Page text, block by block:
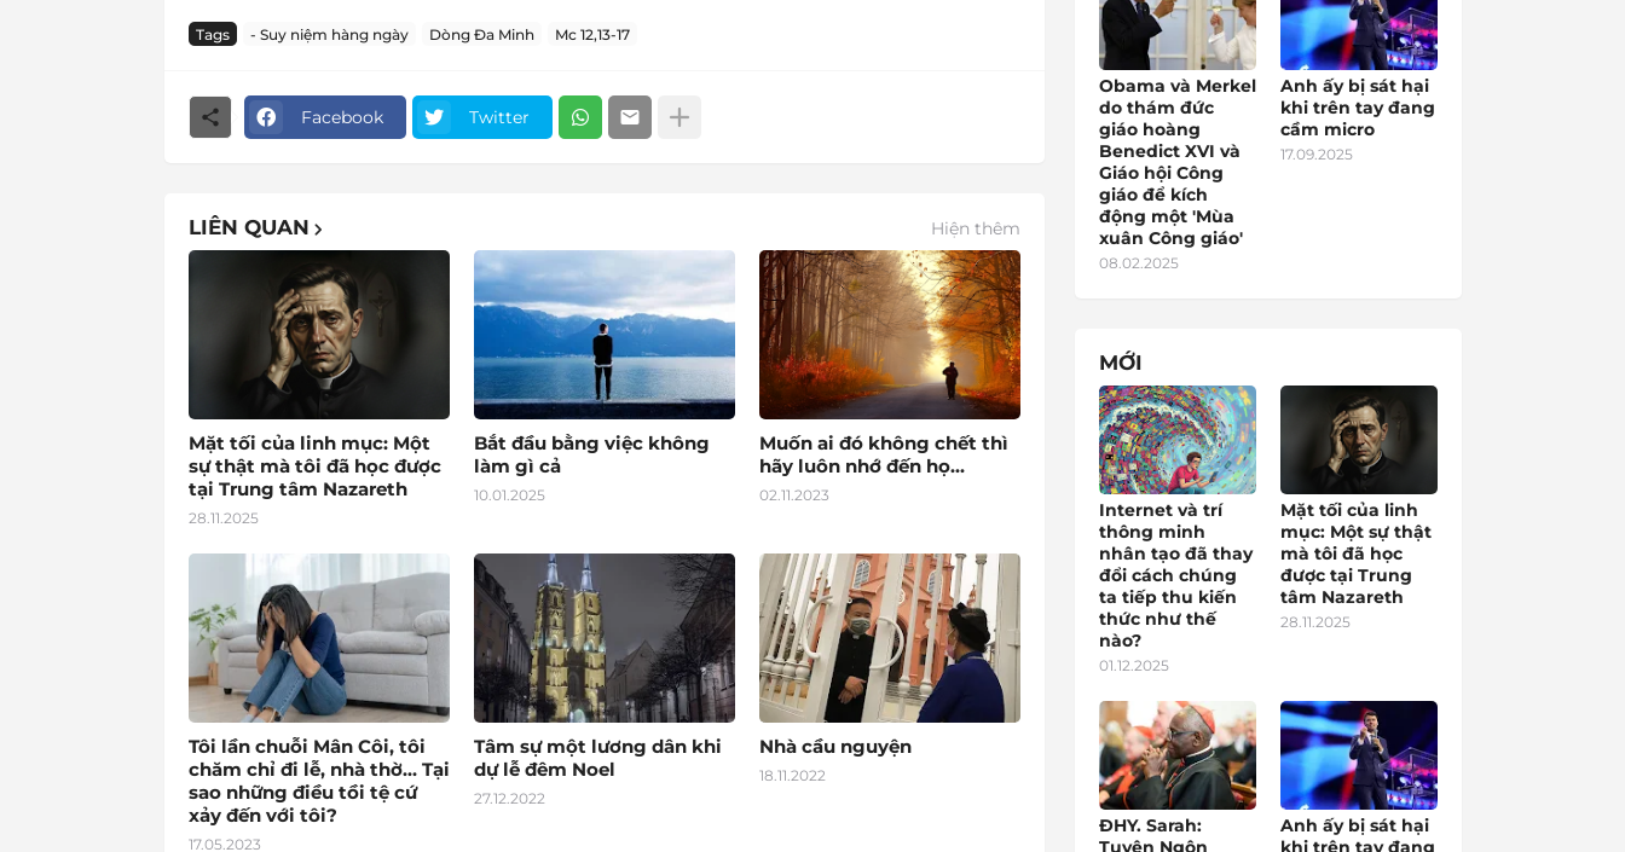
Tags - Suy niệm hàng ngày Dòng Đa Minh Mc 12,13-17
Facebook Twitter
LIÊN QUAN Hiện thêm
Mặt tối của linh mục: Một
sự thật mà tôi đã học được
tại Trung tâm Nazareth
28.11.2025
Bắt đầu bằng việc không
làm gì cả
10.01.2025
Muốn ai đó không chết thì
hãy luôn nhớ đến họ...
02.11.2023
Tôi lần chuỗi Mân Côi, tôi
chăm chỉ đi lễ, nhà thờ… Tại
sao những điều tồi tệ cứ
xảy đến với tôi?
17.05.2023
Tâm sự một lương dân khi
dự lễ đêm Noel
27.12.2022
Nhà cầu nguyện
18.11.2022
Obama và Merkel
do thám đức
giáo hoàng
Benedict XVI và
Giáo hội Công
giáo để kích
động một 'Mùa
xuân Công giáo'
08.02.2025
Anh ấy bị sát hại
khi trên tay đang
cầm micro
17.09.2025
MỚI
Internet và trí
thông minh
nhân tạo đã thay
đổi cách chúng
ta tiếp thu kiến
thức như thế
nào?
01.12.2025
Mặt tối của linh
mục: Một sự thật
mà tôi đã học
được tại Trung
tâm Nazareth
28.11.2025
ĐHY. Sarah:
Tuyên Ngôn
Anh ấy bị sát hại
khi trên tay đang